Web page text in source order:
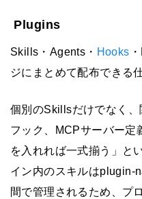
Plugins
Skills・Agents・ Hooks
ジにまとめて配布できる
個別のSkillsだけでなく
フック、MCPサーバー定
を入れれば一式揃う」と
イン内のスキルはplugin-
間で管理されるため、プ